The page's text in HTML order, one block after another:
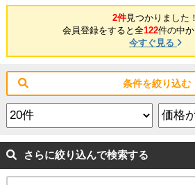
2件見つかりました！
会員登録をすると全122件の中か
今すぐ見る
条件を絞り込む
さらに絞り込んで検索する